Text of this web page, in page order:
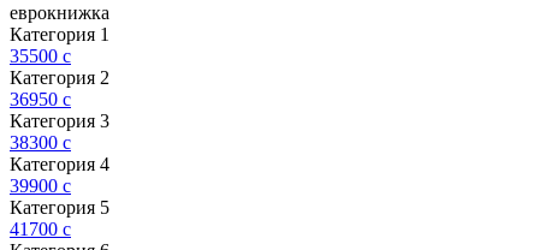
еврокнижка
Категория 1
35500 c
Категория 2
36950 c
Категория 3
38300 c
Категория 4
39900 c
Категория 5
41700 c